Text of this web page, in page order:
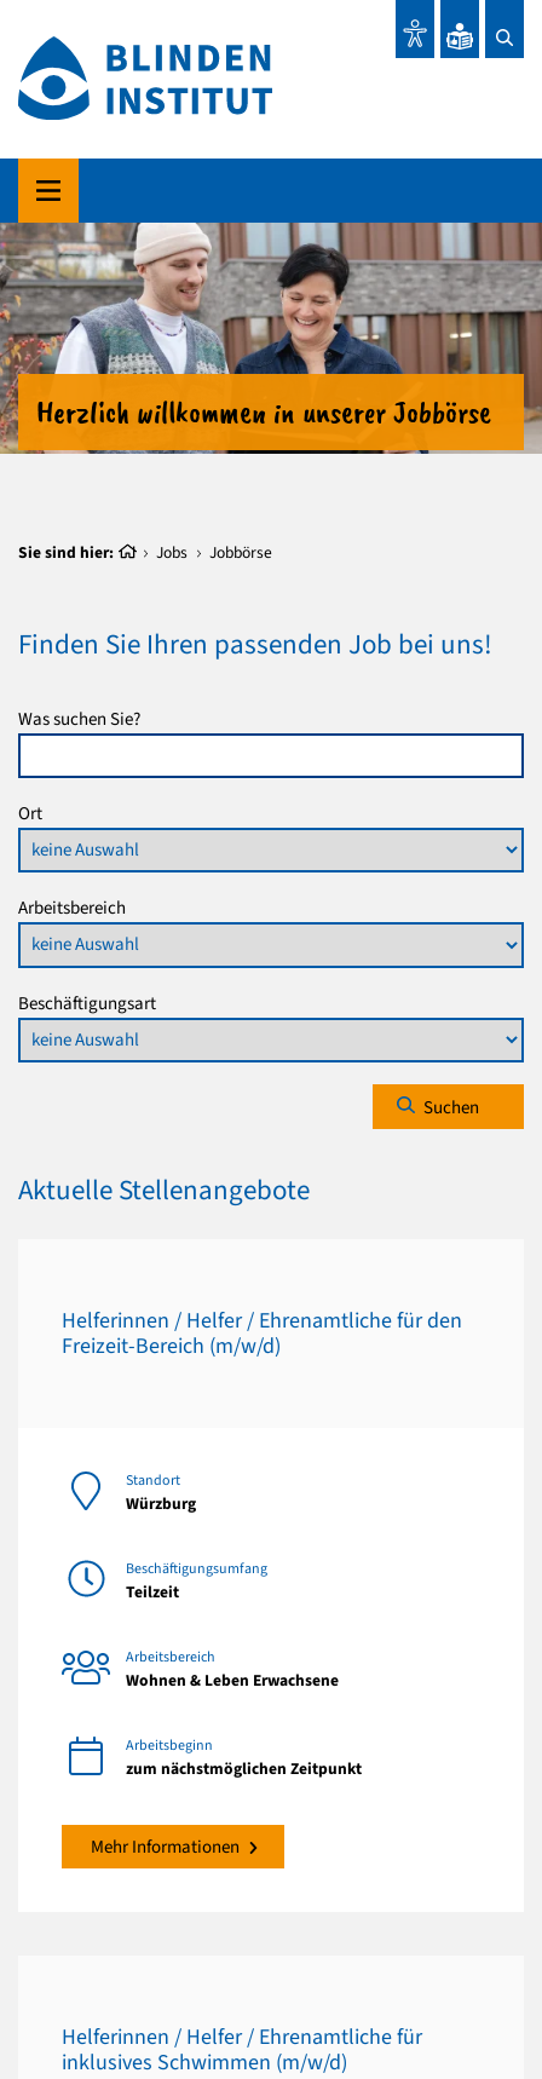
Herzlich willkommen in unserer Jobbörse
Sie sind hier: Jobs Jobbörse
Finden Sie Ihren passenden Job bei uns!
Was suchen Sie?
Ort
Arbeitsbereich
Beschäftigungsart
Suchen
Aktuelle Stellenangebote
Helferinnen / Helfer / Ehrenamtliche für den
Freizeit-Bereich (m/w/d)
Standort
Würzburg
Beschäftigungsumfang
Teilzeit
Arbeitsbereich
Wohnen & Leben Erwachsene
Arbeitsbeginn
zum nächstmöglichen Zeitpunkt
Mehr Informationen
Helferinnen / Helfer / Ehrenamtliche für
inklusives Schwimmen (m/w/d)